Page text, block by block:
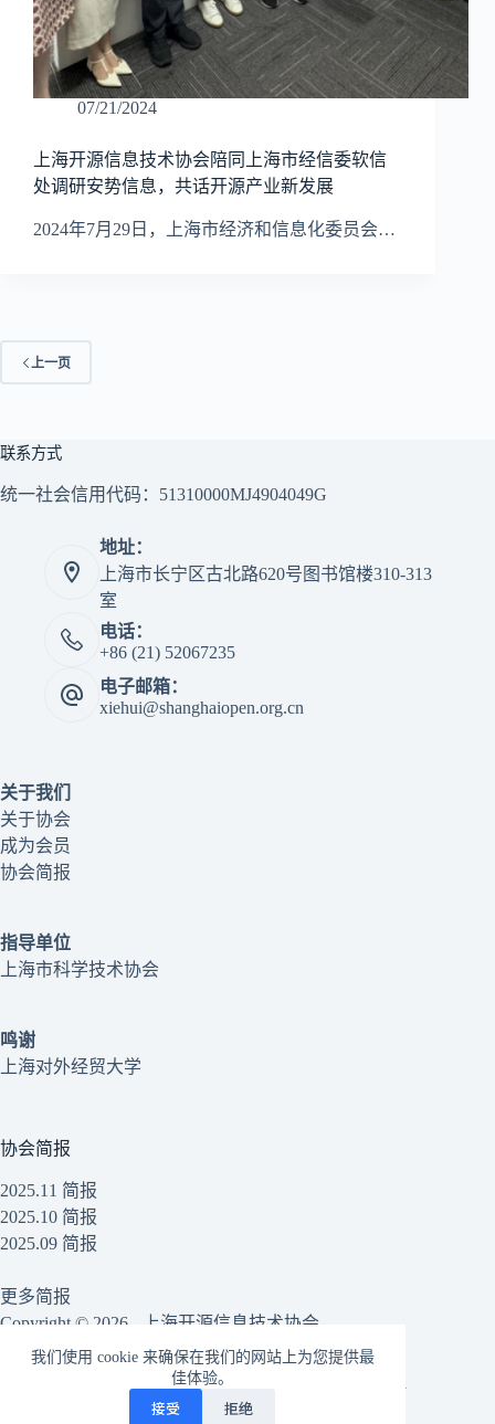
我们使用 cookie 来确保在我们的网站上为您提供最
佳体验。
接受 拒绝
07/21/2024
上海开源信息技术协会陪同上海市经信委软信
处调研安势信息，共话开源产业新发展
2024年7月29日，上海市经济和信息化委员会…
上一页
联系方式
统一社会信用代码：51310000MJ4904049G
地址：
上海市长宁区古北路620号图书馆楼310-313
室
电话：
+86 (21) 52067235
电子邮箱：
xiehui@shanghaiopen.org.cn
关于我们
关于协会
成为会员
协会简报
指导单位
上海市科学技术协会
鸣谢
上海对外经贸大学
协会简报
2025.11 简报
2025.10 简报
2025.09 简报
更多简报
Copyright © 2026 - 上海开源信息技术协会
沪公网安备31010502006027号